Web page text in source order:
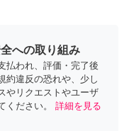
への取り組み
払われ、評価・完了後
約違反の恐れや、少し
やリクエストやユーザ
ください。
詳細を見る